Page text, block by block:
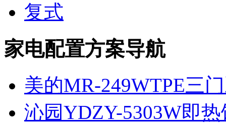
复式
家电配置方案导航
美的MR-249WTPE三
沁园YDZY-5303W即